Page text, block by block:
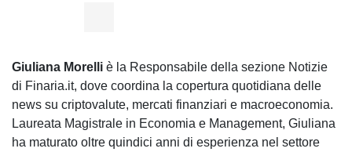
Giuliana Morelli è la Responsabile della sezione Notizie
di Finaria.it, dove coordina la copertura quotidiana delle
news su criptovalute, mercati finanziari e macroeconomia.
Laureata Magistrale in Economia e Management, Giuliana
ha maturato oltre quindici anni di esperienza nel settore